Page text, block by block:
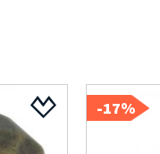
17%-